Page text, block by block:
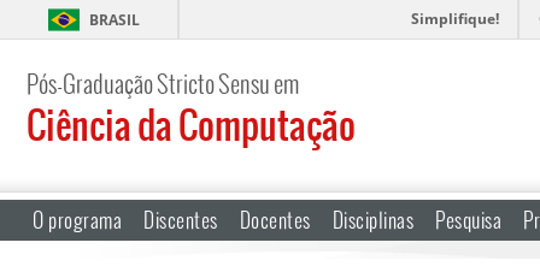
BRASIL Simplifique!
Pós-Graduação Stricto Sensu em
Ciência da Computação
O programa Discentes Docentes Disciplinas Pesquisa